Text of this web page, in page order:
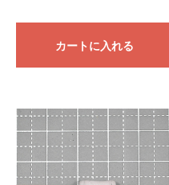
カートに入れる